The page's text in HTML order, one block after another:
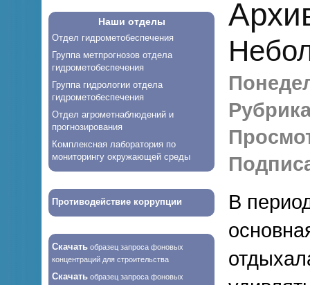
Наши отделы
Отдел гидрометобеспечения
Группа метпрогнозов отдела
гидрометобеспечения
Группа гидрологии отдела
гидрометобеспечения
Отдел агрометнаблюдений и
прогнозирования
Комплексная лаборатория по
мониторингу окружающей среды
Противодействие коррупции
Скачать образец запроса фоновых
концентраций для строительства
Скачать образец запроса фоновых
В